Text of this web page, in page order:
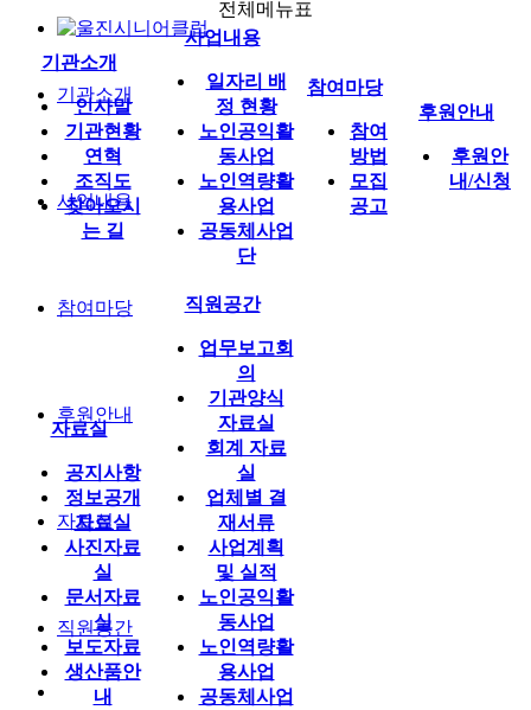
기관소개
사업내용
참여마당
후원안내
자료실
직원공간
전체메뉴표
기관소개
인사말
기관현황
연혁
조직도
찾아오시
는 길
사업내용
일자리 배
정 현황
노인공익활
동사업
노인역량활
용사업
공동체사업
단
참여마당
참여
방법
모집
공고
후원안내
후원안
내/신청
자료실
공지사항
정보공개
자료실
사진자료
실
문서자료
실
보도자료
생산품안
내
직원공간
업무보고회
의
기관양식
자료실
회계 자료
실
업체별 결
재서류
사업계획
및 실적
노인공익활
동사업
노인역량활
용사업
공동체사업